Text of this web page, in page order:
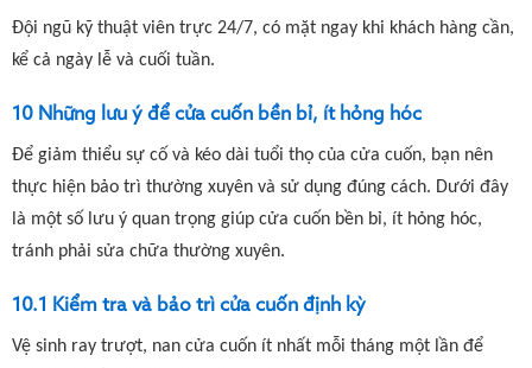
Đội ngũ kỹ thuật viên trực 24/7, có mặt ngay khi khách hàng cần,
kể cả ngày lễ và cuối tuần.
10 Những lưu ý để cửa cuốn bền bỉ, ít hỏng hóc
Để giảm thiểu sự cố và kéo dài tuổi thọ của cửa cuốn, bạn nên
thực hiện bảo trì thường xuyên và sử dụng đúng cách. Dưới đây
là một số lưu ý quan trọng giúp cửa cuốn bền bỉ, ít hỏng hóc,
tránh phải sửa chữa thường xuyên.
10.1 Kiểm tra và bảo trì cửa cuốn định kỳ
Vệ sinh ray trượt, nan cửa cuốn ít nhất mỗi tháng một lần để